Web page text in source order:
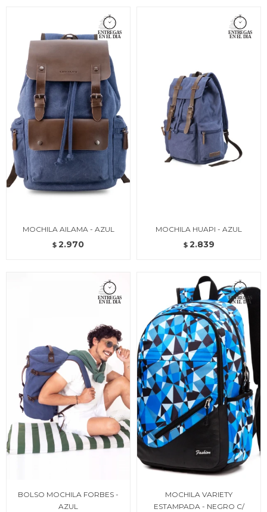
MOCHILA AILAMA - AZUL
$ 2.970
MOCHILA HUAPI - AZUL
$ 2.839
BOLSO MOCHILA FORBES -
AZUL
MOCHILA VARIETY
ESTAMPADA - NEGRO C/